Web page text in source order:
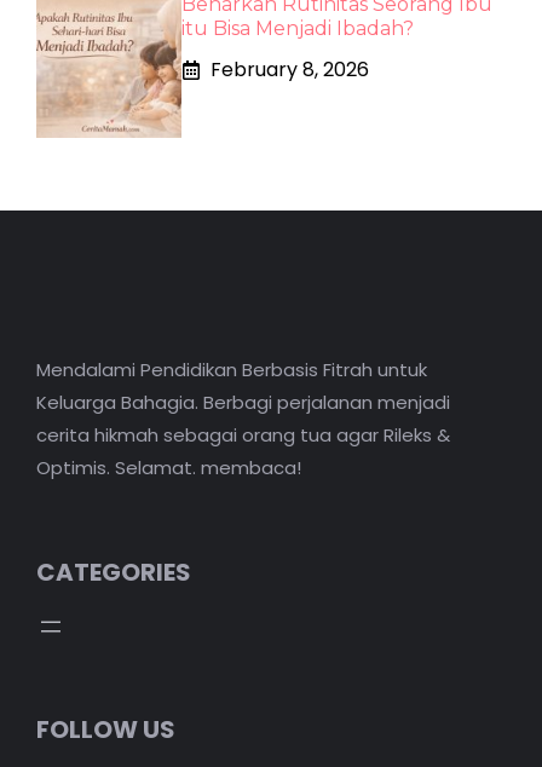
itu Bisa Menjadi Ibadah?
February 8, 2026
Mendalami Pendidikan Berbasis Fitrah untuk
Keluarga Bahagia. Berbagi perjalanan menjadi
cerita hikmah sebagai orang tua agar Rileks &
Optimis. Selamat. membaca!
CATEGORIES
FOLLOW US